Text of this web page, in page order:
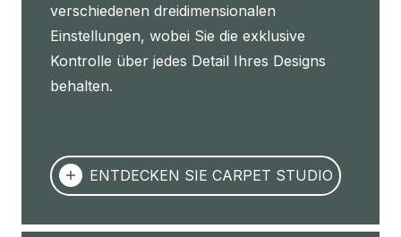
verschiedenen dreidimensionalen
Einstellungen, wobei Sie die exklusive
Kontrolle über jedes Detail Ihres Designs
behalten.
ENTDECKEN SIE CARPET STUDIO